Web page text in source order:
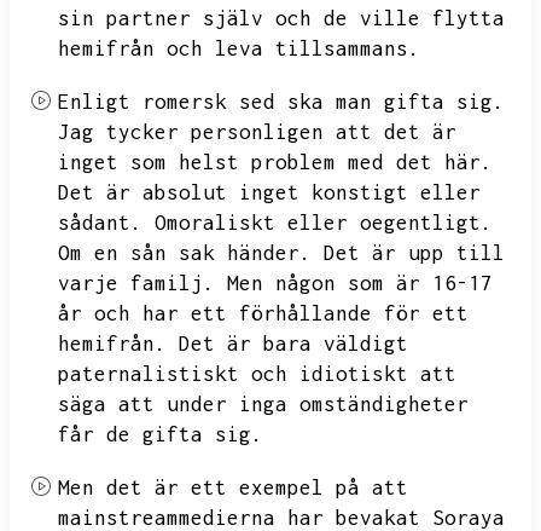
sin partner själv och de ville flytta
hemifrån och leva tillsammans.
Enligt romersk sed ska man gifta sig.
Jag tycker personligen att det är
inget som helst problem med det här.
Det är absolut inget konstigt eller
sådant.
Omoraliskt eller oegentligt.
Om en sån sak händer.
Det är upp till
varje familj.
Men någon som är 16-17
år och har ett förhållande för ett
hemifrån.
Det är bara väldigt
paternalistiskt och idiotiskt att
säga att under inga omständigheter
får de gifta sig.
Men det är ett exempel på att
mainstreammedierna har bevakat Soraya